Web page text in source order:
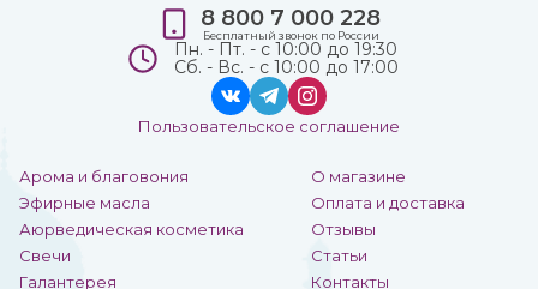
Арома и благовония
Эфирные масла
Аюрведическая косметика
Свечи
Галантерея
О магазине
Оплата и доставка
Отзывы
Статьи
Контакты
8 800 7 000 228
Бесплатный звонок по России
Пн. - Пт. - с 10:00 до 19:30
Сб. - Вс. - с 10:00 до 17:00
Пользовательское соглашение